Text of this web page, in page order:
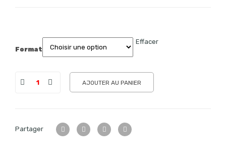
Format
Effacer
AJOUTER AU PANIER
Partager